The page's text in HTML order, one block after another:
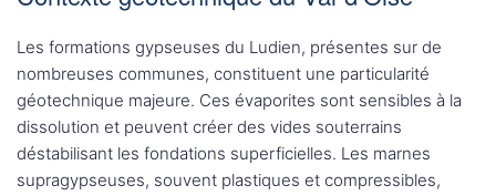
Les formations gypseuses du Ludien, présentes sur de
nombreuses communes, constituent une particularité
géotechnique majeure. Ces évaporites sont sensibles à la
dissolution et peuvent créer des vides souterrains
déstabilisant les fondations superficielles. Les marnes
supragypseuses, souvent plastiques et compressibles,